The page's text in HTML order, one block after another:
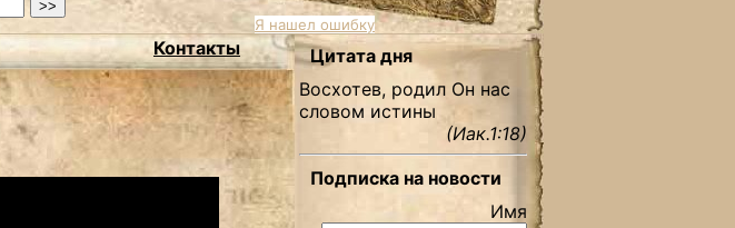
Я нашел ошибку
Контакты
Цитата дня
Восхотев, родил Он нас
словом истины
(Иак.1:18)
Подписка на новости
Имя